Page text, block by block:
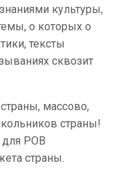
культуры,
о которых о
тексты
сквозит
массово,
страны!
РОВ
страны.